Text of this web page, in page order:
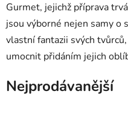
Gurmet, jejichž příprava
jsou výborné nejen samy o
vlastní fantazii svých
umocnit přidáním jejich
Nejprodávanější